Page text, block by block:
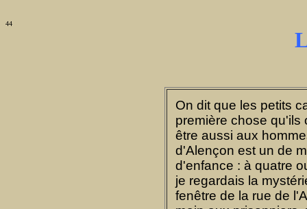
44
On dit que les petits
première chose qu'ils
être aussi aux
d'Alençon est un de
d'enfance : à quatre
je regardais la
fenêtre de la rue de